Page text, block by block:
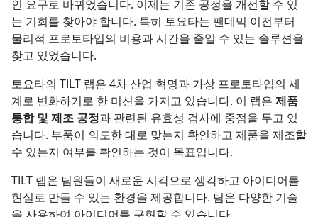
인 요구로 바뀌었습니다. 이제는 기존 공정을 개선할 수 있
는 기회를 찾아야 합니다. 특히 토요타는 팬데믹 이전부터
물리적 프로토타입의 비용과 시간을 줄일 수 있는 솔루션을
찾고 있었습니다.
토요타의 TILT 랩은 4차 산업 혁명과 가상 프로토타입의 세
계로 변화하기로 한 미션을 가지고 있습니다. 이 랩은 제품
통합 및 제조 공정과 관련된 유효성 검사에 중점을 두고 있
습니다. 부품이 의도한 대로 맞는지 확인하고 제품을 제조할
수 있는지 여부를 확인하는 것이 목표입니다.
TILT 랩은 팀원들이 새로운 시각으로 생각하고 아이디어를
현실로 만들 수 있는 환경을 제공합니다. 팀은 다양한 기술